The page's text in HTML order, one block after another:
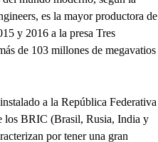
es la mayor productora de
y 2016 a la presa Tres
de 103 millones de megavatios
a la República Federativa
los BRIC (Brasil, Rusia, India y
por tener una gran